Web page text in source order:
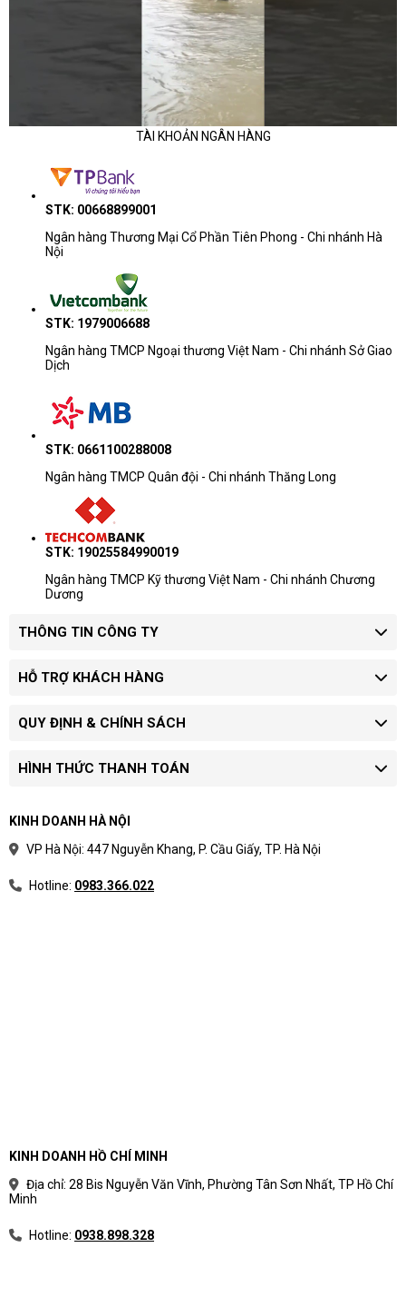
TÀI KHOẢN NGÂN HÀNG
STK: 00668899001
Ngân hàng Thương Mại Cổ Phần Tiên Phong - Chi nhánh Hà
Nội
STK: 1979006688
Ngân hàng TMCP Ngoại thương Việt Nam - Chi nhánh Sở Giao
Dịch
STK: 0661100288008
Ngân hàng TMCP Quân đội - Chi nhánh Thăng Long
STK: 19025584990019
Ngân hàng TMCP Kỹ thương Việt Nam - Chi nhánh Chương
Dương
THÔNG TIN CÔNG TY
HỖ TRỢ KHÁCH HÀNG
QUY ĐỊNH & CHÍNH SÁCH
HÌNH THỨC THANH TOÁN
KINH DOANH HÀ NỘI
VP Hà Nội: 447 Nguyễn Khang, P. Cầu Giấy, TP. Hà Nội
Hotline: 0983.366.022
KINH DOANH HỒ CHÍ MINH
Địa chỉ: 28 Bis Nguyễn Văn Vĩnh, Phường Tân Sơn Nhất, TP Hồ Chí
Minh
Hotline: 0938.898.328